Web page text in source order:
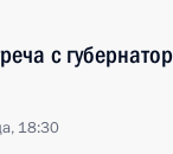
с
18:30